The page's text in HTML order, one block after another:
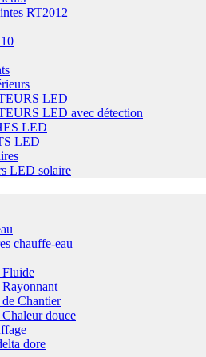
RT2012
LED
LED avec détection
LED
LED
LED solaire
chauffe-eau
Fluide
Chantier
douce
dore